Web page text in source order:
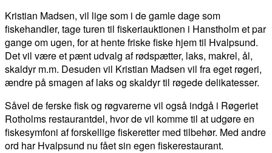
Kristian Madsen, vil lige som i de gamle dage som
fiskehandler, tage turen til fiskeriauktionen i Hanstholm et par
gange om ugen, for at hente friske fiske hjem til Hvalpsund.
Det vil være et pænt udvalg af rødspætter, laks, makrel, ål,
skaldyr m.m. Desuden vil Kristian Madsen vil fra eget røgeri,
ændre på smagen af laks og skaldyr til røgede delikatesser.
Såvel de ferske fisk og røgvarerne vil også indgå i Røgeriet
Rotholms restaurantdel, hvor de vil komme til at udgøre en
fiskesymfoni af forskellige fiskeretter med tilbehør. Med andre
ord har Hvalpsund nu fået sin egen fiskerestaurant.